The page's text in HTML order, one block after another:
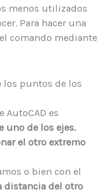
menos utilizados
Para hacer una
comando mediante
los puntos de los
AutoCAD es
uno de los ejes.
el otro extremo
o bien con el
distancia del otro